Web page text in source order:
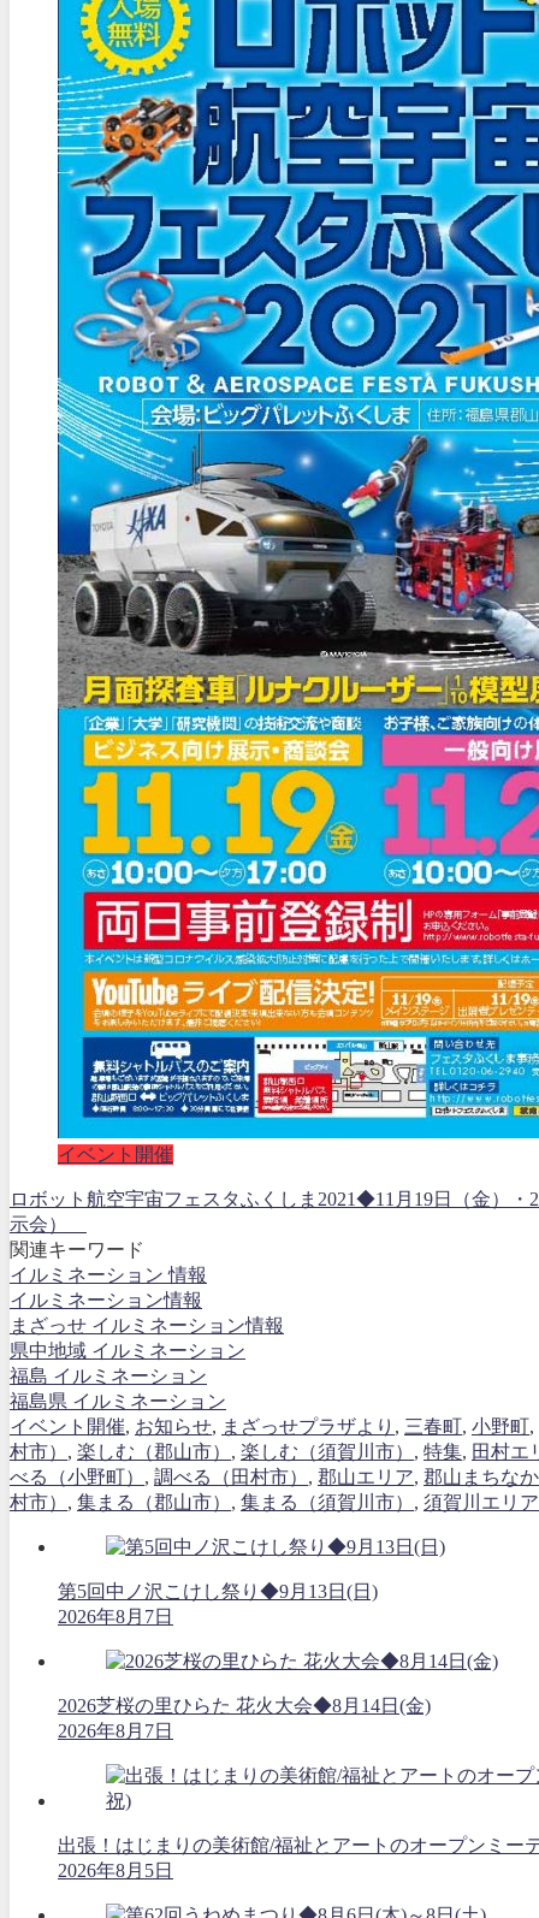
イベント開催
ロボット航空宇宙フェスタふくしま2021◆11月19日（金）
示会）
関連キーワード
イルミネーション 情報
イルミネーション情報
まざっせ イルミネーション情報
県中地域 イルミネーション
福島 イルミネーション
福島県 イルミネーション
イベント開催, お知らせ, まざっせプラザより , 三春町, 小野町,
村市） , 楽しむ（郡山市） , 楽しむ（須賀川市） , 特集, 田村エ
べる（小野町） , 調べる（田村市） , 郡山エリア, 郡山まちなか
村市） , 集まる（郡山市） , 集まる（須賀川市） , 須賀川エリア
第5回中ノ沢こけし祭り◆9月13日(日)
2026年8月7日
2026芝桜の里ひらた 花火大会◆8月14日(金)
2026年8月7日
出張！はじまりの美術館/福祉とアートのオープンミー
2026年8月5日